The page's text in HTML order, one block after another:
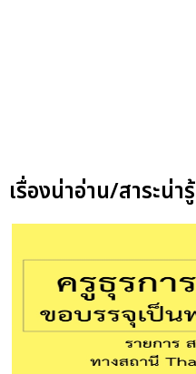
เรื่องน่าอ่าน/สาระน่ารู้